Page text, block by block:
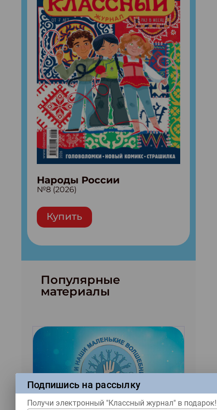
Народы России
№8 (2026)
Купить
Популярные
материалы
Читать как дышать
Подпишись на рассылку
Получи электронный "Классный журнал" в подарок!